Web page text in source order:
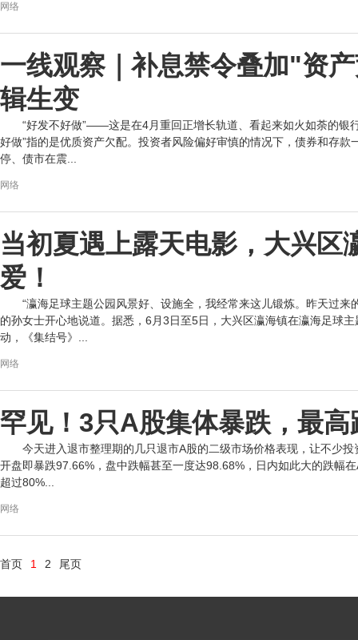
网络
一线观察｜补息禁令叠加"资
辑生变
“好发不好做”——这是在4月重回正增长轨道、看起来如火如荼的银
好做”指的是优质资产欠配。投资者风险偏好审慎的情况下，债券和存款
停、债市在震...
网络
当初夏遇上露天电影，大兴区
爱！
“瀛海足球主题公园风景好、设施全，我经常来这儿锻炼。昨天过
的孙女士开心地说道。据悉，6月3日至5日，大兴区瀛海镇在瀛海足球
动，《集结号》...
网络
罕见！3只A股集体暴跌，最高
今天进入退市整理期的几只退市A股的二级市场价格表现，让不少
开盘即暴跌97.66%，盘中跌幅甚至一度达98.68%，日内如此大的跌幅
超过80%...
网络
首页 1 2 尾页